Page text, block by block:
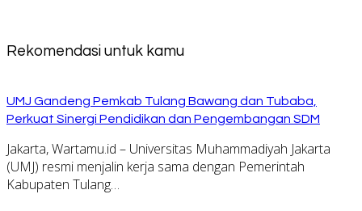
Rekomendasi untuk kamu
UMJ Gandeng Pemkab Tulang Bawang dan Tubaba,
Perkuat Sinergi Pendidikan dan Pengembangan SDM
Jakarta, Wartamu.id – Universitas Muhammadiyah Jakarta
(UMJ) resmi menjalin kerja sama dengan Pemerintah
Kabupaten Tulang…